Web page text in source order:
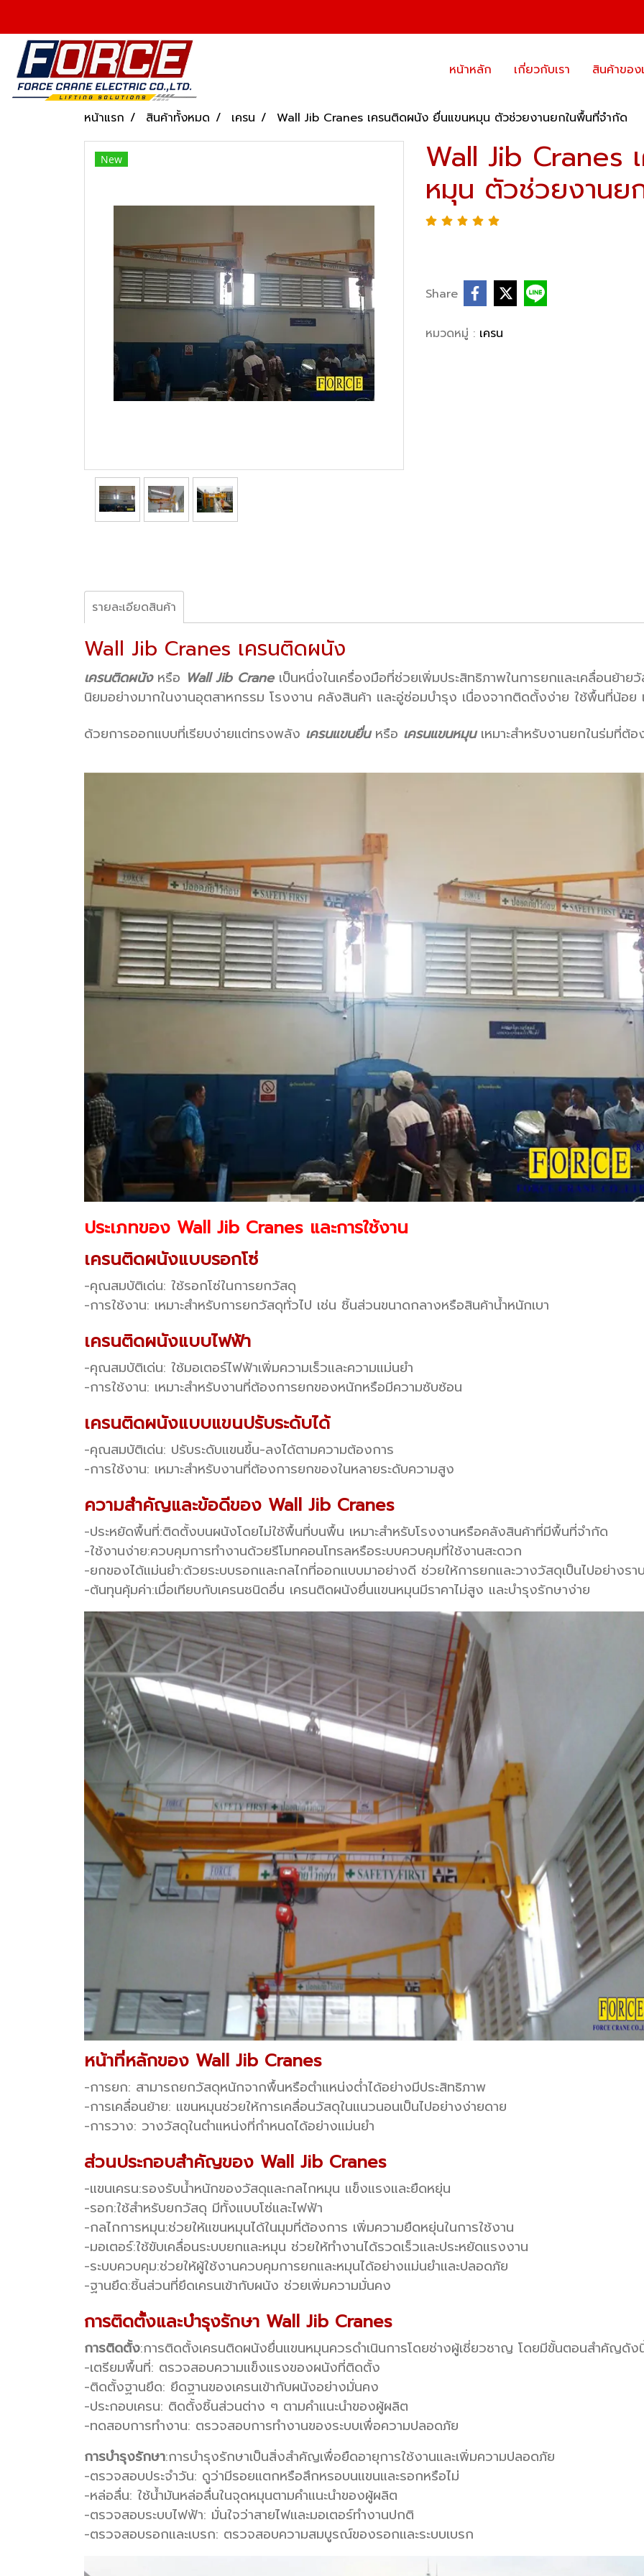
หน้าหลัก เกี่ยวกับเรา สินค้าของ
หน้าแรก สินค้าทั้งหมด เครน Wall Jib Cranes เครนติดผนัง ยื่นแขนหมุน ตัวช่วยงานยกในพื้นที่จำกัด
New Wall Jib Cranes
หมุน ตัวช่วยงานย
Share
หมวดหมู่ : เครน
รายละเอียดสินค้า
Wall Jib Cranes เครนติดผนัง
เครนติดผนังหรือ Wall Jib Craneเป็นหนึ่งในเครื่องมือที่ช่วยเพิ่มประสิทธิภาพในการยกและเคลื่อนย้
นิยมอย่างมากในงานอุตสาหกรรม โรงงาน คลังสินค้า และอู่ซ่อมบำรุง เนื่องจากติดตั้งง่าย ใช้พื้นที่น้อย
ด้วยการออกแบบที่เรียบง่ายแต่ทรงพลัง เครนแขนยื่นหรือ เครนแขนหมุนเหมาะสำหรับงานยกในร่มที่ต้
ประเภทของ Wall Jib Cranes และการใช้งาน
เครนติดผนังแบบรอกโซ่
-คุณสมบัติเด่น: ใช้รอกโซ่ในการยกวัสดุ
-การใช้งาน: เหมาะสำหรับการยกวัสดุทั่วไป เช่น ชิ้นส่วนขนาดกลางหรือสินค้าน้ำหนักเบา
เครนติดผนังแบบไฟฟ้า
-คุณสมบัติเด่น: ใช้มอเตอร์ไฟฟ้าเพิ่มความเร็วและความแม่นยำ
-การใช้งาน: เหมาะสำหรับงานที่ต้องการยกของหนักหรือมีความซับซ้อน
เครนติดผนังแบบแขนปรับระดับได้
-คุณสมบัติเด่น: ปรับระดับแขนขึ้น-ลงได้ตามความต้องการ
-การใช้งาน: เหมาะสำหรับงานที่ต้องการยกของในหลายระดับความสูง
ความสำคัญและข้อดีของ Wall Jib Cranes
-ประหยัดพื้นที่:ติดตั้งบนผนังโดยไม่ใช้พื้นที่บนพื้น เหมาะสำหรับโรงงานหรือคลังสินค้าที่มีพื้นที่จำกัด
-ใช้งานง่าย:ควบคุมการทำงานด้วยรีโมทคอนโทรลหรือระบบควบคุมที่ใช้งานสะดวก
-ยกของได้แม่นยำ:ด้วยระบบรอกและกลไกที่ออกแบบมาอย่างดี ช่วยให้การยกและวางวัสดุเป็นไปอย่างรา
-ต้นทุนคุ้มค่า:เมื่อเทียบกับเครนชนิดอื่น เครนติดผนังยื่นแขนหมุนมีราคาไม่สูง และบำรุงรักษาง่าย
หน้าที่หลักของ Wall Jib Cranes
-การยก: สามารถยกวัสดุหนักจากพื้นหรือตำแหน่งต่ำได้อย่างมีประสิทธิภาพ
-การเคลื่อนย้าย: แขนหมุนช่วยให้การเคลื่อนวัสดุในแนวนอนเป็นไปอย่างง่ายดาย
-การวาง: วางวัสดุในตำแหน่งที่กำหนดได้อย่างแม่นยำ
ส่วนประกอบสำคัญของ Wall Jib Cranes
-แขนเครน:รองรับน้ำหนักของวัสดุและกลไกหมุน แข็งแรงและยืดหยุ่น
-รอก:ใช้สำหรับยกวัสดุ มีทั้งแบบโซ่และไฟฟ้า
-กลไกการหมุน:ช่วยให้แขนหมุนได้ในมุมที่ต้องการ เพิ่มความยืดหยุ่นในการใช้งาน
-มอเตอร์:ใช้ขับเคลื่อนระบบยกและหมุน ช่วยให้ทำงานได้รวดเร็วและประหยัดแรงงาน
-ระบบควบคุม:ช่วยให้ผู้ใช้งานควบคุมการยกและหมุนได้อย่างแม่นยำและปลอดภัย
-ฐานยึด:ชิ้นส่วนที่ยึดเครนเข้ากับผนัง ช่วยเพิ่มความมั่นคง
การติดตั้งและบำรุงรักษา Wall Jib Cranes
การติดตั้ง:การติดตั้งเครนติดผนังยื่นแขนหมุนควรดำเนินการโดยช่างผู้เชี่ยวชาญ โดยมีขั้นตอนสำคัญดัง
-เตรียมพื้นที่: ตรวจสอบความแข็งแรงของผนังที่ติดตั้ง
-ติดตั้งฐานยึด: ยึดฐานของเครนเข้ากับผนังอย่างมั่นคง
-ประกอบเครน: ติดตั้งชิ้นส่วนต่าง ๆ ตามคำแนะนำของผู้ผลิต
-ทดสอบการทำงาน: ตรวจสอบการทำงานของระบบเพื่อความปลอดภัย
การบำรุงรักษา:การบำรุงรักษาเป็นสิ่งสำคัญเพื่อยืดอายุการใช้งานและเพิ่มความปลอดภัย
-ตรวจสอบประจำวัน: ดูว่ามีรอยแตกหรือสึกหรอบนแขนและรอกหรือไม่
-หล่อลื่น: ใช้น้ำมันหล่อลื่นในจุดหมุนตามคำแนะนำของผู้ผลิต
-ตรวจสอบระบบไฟฟ้า: มั่นใจว่าสายไฟและมอเตอร์ทำงานปกติ
-ตรวจสอบรอกและเบรก: ตรวจสอบความสมบูรณ์ของรอกและระบบเบรก